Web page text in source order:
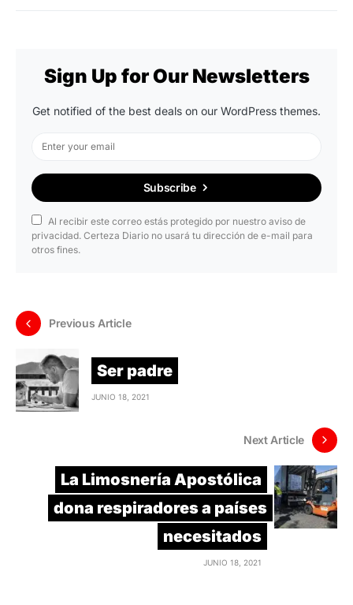
Sign Up for Our Newsletters
Get notified of the best deals on our WordPress themes.
Subscribe
Al recibir este correo estás protegido por nuestro aviso de
privacidad. Certeza Diario no usará tu dirección de e-mail para
otros fines.
Previous Article
Ser padre
JUNIO 18, 2021
Next Article
La Limosnería Apostólica
dona respiradores a países
necesitados
JUNIO 18, 2021